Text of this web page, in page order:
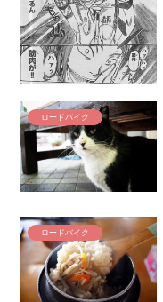
ロードバイク
ロードバイク